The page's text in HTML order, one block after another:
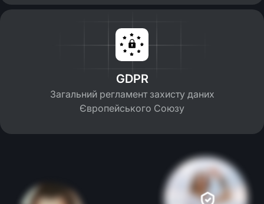
GDPR
Загальний регламент захисту даних
Європейського Союзу